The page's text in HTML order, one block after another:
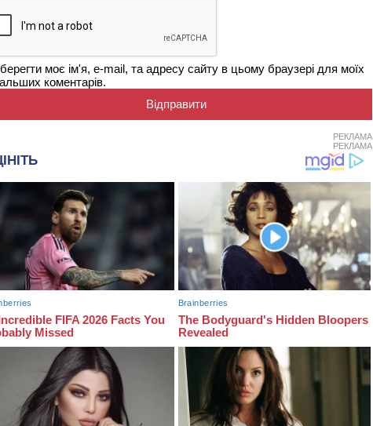
моє ім'я, e-mail, та адресу сайту в цьому браузері для моїх
коментарів.
РЕКЛАМА
РЕКЛАМА